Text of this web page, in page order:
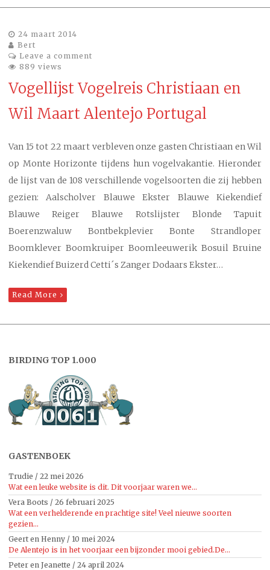
24 maart 2014
Bert
Leave a comment
889 views
Vogellijst Vogelreis Christiaan en
Wil Maart Alentejo Portugal
Van 15 tot 22 maart verbleven onze gasten Christiaan en Wil
op Monte Horizonte tijdens hun vogelvakantie. Hieronder
de lijst van de 108 verschillende vogelsoorten die zij hebben
gezien: Aalscholver Blauwe Ekster Blauwe Kiekendief
Blauwe Reiger Blauwe Rotslijster Blonde Tapuit
Boerenzwaluw Bontbekplevier Bonte Strandloper
Boomklever Boomkruiper Boomleeuwerik Bosuil Bruine
Kiekendief Buizerd Cetti´s Zanger Dodaars Ekster…
Read More
BIRDING TOP 1.000
GASTENBOEK
Trudie / 22 mei 2026
Wat een leuke website is dit. Dit voorjaar waren we...
Vera Boots / 26 februari 2025
Wat een verhelderende en prachtige site! Veel nieuwe soorten
gezien...
Geert en Henny / 10 mei 2024
De Alentejo is in het voorjaar een bijzonder mooi gebied.De...
Peter en Jeanette / 24 april 2024